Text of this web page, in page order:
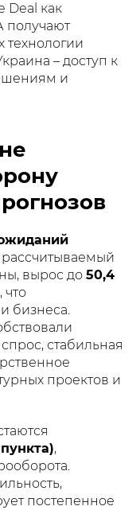
Deal как
получают
технологии
– доступ к
и
рассчитываемый
вырос до 50,4
что
бизнеса.
стабильная
проектов и
,
постепенное